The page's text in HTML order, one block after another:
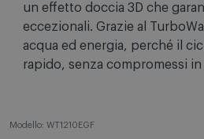
un effetto doccia 3D che
eccezionali. Grazie al
acqua ed energia, perché il
rapido, senza compromessi
Modello: WT1210EGF